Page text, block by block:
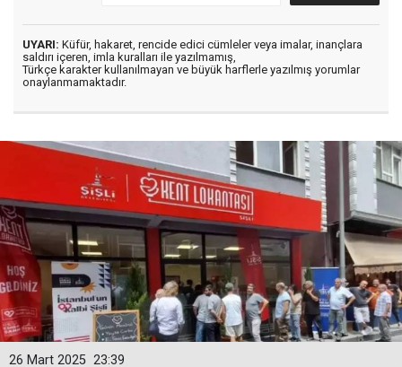
UYARI: Küfür, hakaret, rencide edici cümleler veya imalar, inançlara
saldırı içeren, imla kuralları ile yazılmamış,
Türkçe karakter kullanılmayan ve büyük harflerle yazılmış yorumlar
onaylanmamaktadır.
23:39
26 Mart 2025